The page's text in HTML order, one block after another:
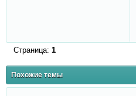
Страница: 1
Похожие темы